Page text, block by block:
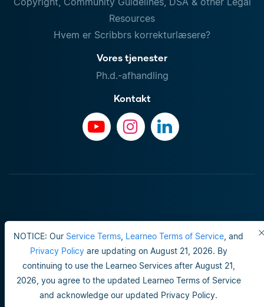
NOTICE: Our Service Terms Learneo Terms of Service , and
Privacy Policyare updating on August 21, 2026. By
continuing to use the Learneo Services after August 21,
2026, you agree to the updated Learneo Terms of Service
and acknowledge our updated Privacy Policy.
Resources
Hvem er Scribbrs korrekturlæsere?
Vores tjenester
Ph.d.-afhandling
Kontakt
Brugervilkår
Privatlivspolitik